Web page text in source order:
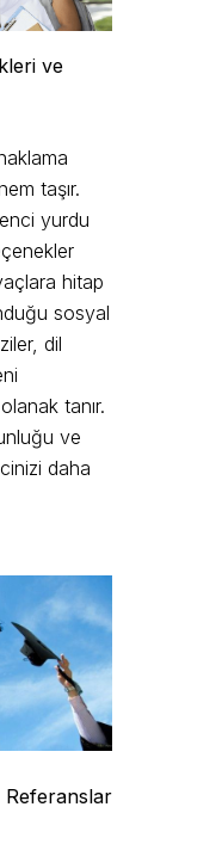
ve
taşır.
yurdu
hitap
sosyal
dil
tanır.
ve
daha